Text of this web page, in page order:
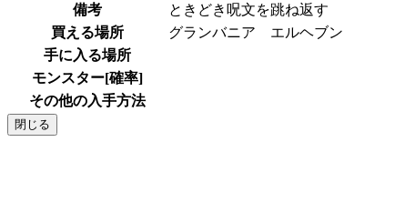
備考
ときどき呪文を跳ね返す
買える場所
グランバニア エルヘブン
手に入る場所
モンスター[確率]
その他の入手方法
閉じる